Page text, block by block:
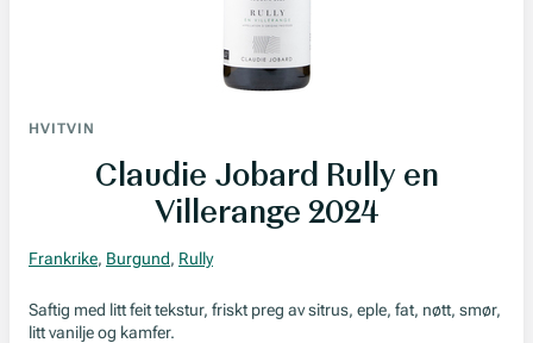
HVITVIN
Claudie Jobard Rully en
Villerange 2024
Frankrike, Burgund, Rully
Saftig med litt feit tekstur, friskt preg av sitrus, eple, fat, nøtt, smør,
litt vanilje og kamfer.